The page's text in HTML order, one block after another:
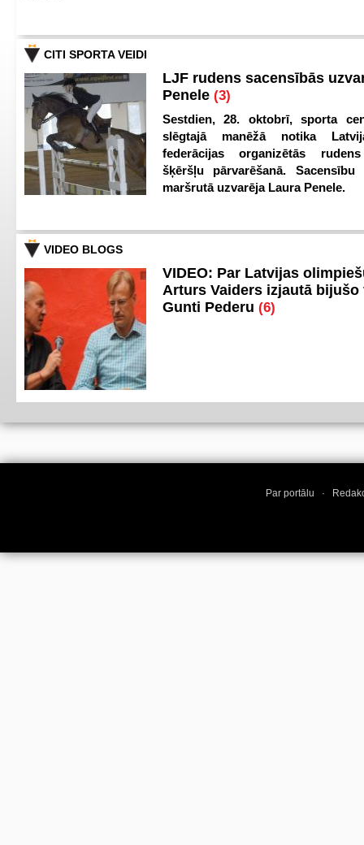
CITI SPORTA VEIDI
LJF rudens sacensībās
Penele (3)
Sestdien, 28. oktobrī, sporta
slēgtajā manēžā notika
federācijas organizētās
šķēršļu pārvarēšanā. Sacensību
maršrutā uzvarēja Laura Penele.
VIDEO BLOGS
VIDEO: Par Latvijas
Arturs Vaiders izjautā bijušo
Gunti Pederu (6)
Par portālu ·